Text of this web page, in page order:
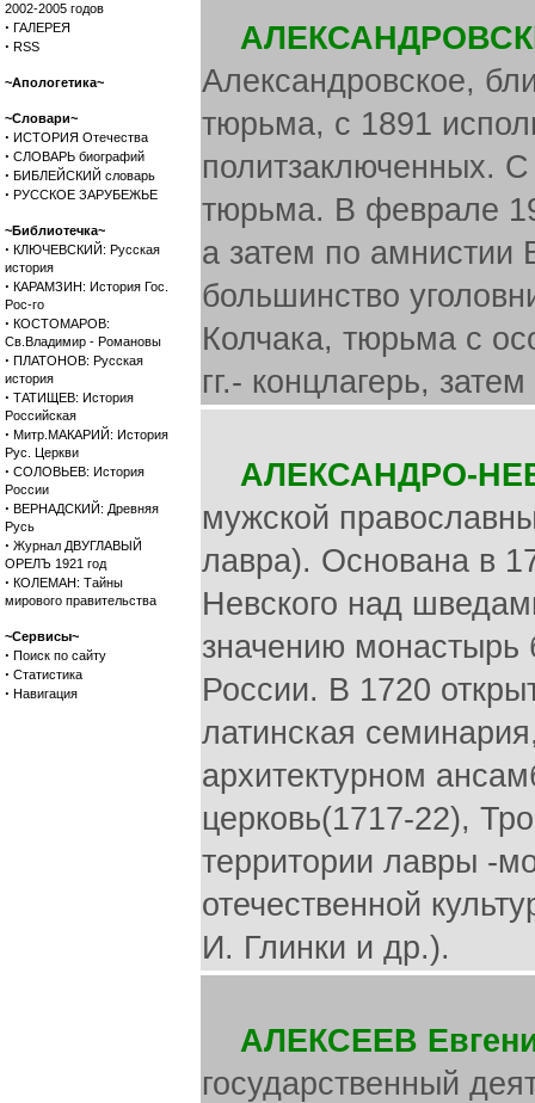
2002-2005 годов
· ГАЛЕРЕЯ
· RSS
~Апологетика~
~Словари~
· ИСТОРИЯ Отечества
· СЛОВАРЬ биографий
· БИБЛЕЙСКИЙ словарь
· РУССКОЕ ЗАРУБЕЖЬЕ
~Библиотечка~
· КЛЮЧЕВСКИЙ: Русская
история
· КАРАМЗИН: История Гос.
Рос-го
· КОСТОМАРОВ:
Св.Владимир - Романовы
· ПЛАТОНОВ: Русская
история
· ТАТИЩЕВ: История
Российская
· Митр.МАКАРИЙ: История
Рус. Церкви
· СОЛОВЬЕВ: История
России
· ВЕРНАДСКИЙ: Древняя
Русь
· Журнал ДВУГЛАВЫЙ
ОРЕЛЪ 1921 год
· КОЛЕМАН: Тайны
мирового правительства
~Сервисы~
· Поиск по сайту
· Статистика
· Навигация
Александровское,
тюрьма, с 1891
политзаключенных.
тюрьма. В феврале
а затем по амнистии
большинство
Колчака, тюрьма с
гг.- концлагерь,
АЛЕКСАНДРО-
мужской
лавра). Основана в
Невского над
значению
России. В 1720
латинская
архитектурном
церковь(1717-22),
территории лавры -
отечественной
И. Глинки и др.).
АЛЕКСЕЕВ
государственный